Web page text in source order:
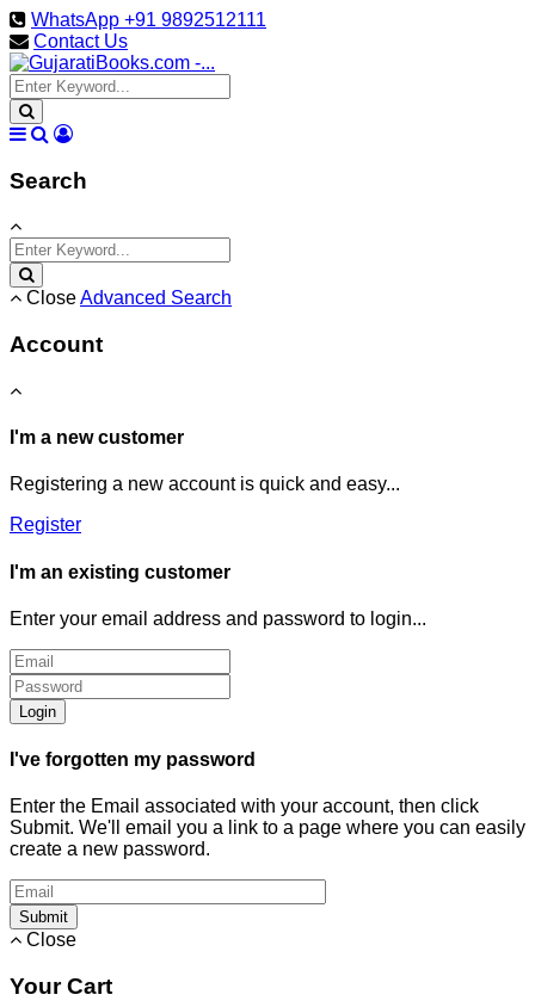
WhatsApp +91 9892512111
Contact Us
Search
CloseAdvanced Search
Account
I'm a new customer
Registering a new account is quick and easy...
Register
I'm an existing customer
Enter your email address and password to login...
Login
I've forgotten my password
Enter the Email associated with your account, then click
Submit. We'll email you a link to a page where you can easily
create a new password.
Submit
Close
Your Cart